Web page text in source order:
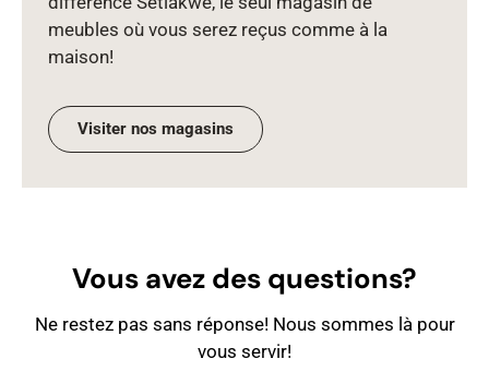
meubles où vous serez reçus comme à la
maison!
Visiter nos magasins
Vous avez des questions?
Ne restez pas sans réponse! Nous sommes là pour
vous servir!